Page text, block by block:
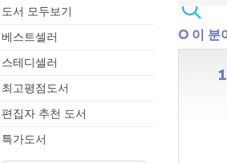
도서 모두보기
베스트셀러
스테디셀러
최고평점도서
편집자 추천 도서
특가도서
이 분